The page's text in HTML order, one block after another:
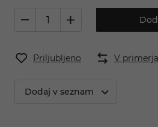
Priljubljeno V
Dodaj v seznam